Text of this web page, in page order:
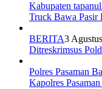
Kabupaten
Truck Bawa
BERITA3
Ditreskrimsus
Polres Pasaman
Kapolres